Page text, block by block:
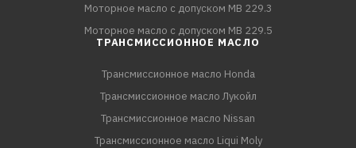
Моторное масло с допуском MB 229.3
Моторное масло с допуском MB 229.5
ТРАНСМИССИОННОЕ МАСЛО
Трансмиссионное масло Honda
Трансмиссионное масло Лукойл
Трансмиссионное масло Nissan
Трансмиссионное масло Liqui Moly